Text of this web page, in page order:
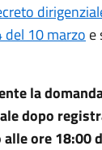
del 10 marzo e
la
dopo
ore 18:00